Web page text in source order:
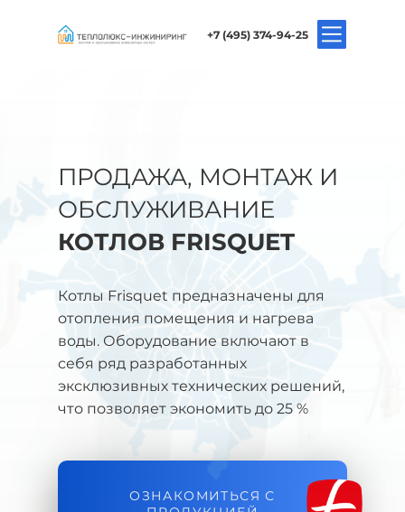
+7 (495) 374-94-25
ПРОДАЖА, МОНТАЖ И
ОБСЛУЖИВАНИЕ
КОТЛОВ FRISQUET
Котлы Frisquet предназначены для
отопления помещения и нагрева
воды. Оборудование включают в
себя ряд разработанных
эксклюзивных технических решений,
что позволяет экономить до 25 %
ОЗНАКОМИТЬСЯ С